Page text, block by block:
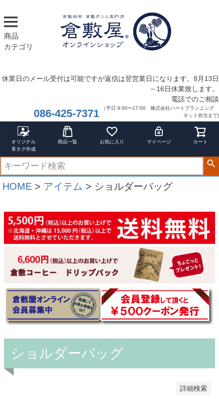
商品
カテゴリ
休業日のメール受付は可能ですが返信は翌営業日になります。8月13日
～16日休業致します。
電話でのご相談
086-425-7371
（平日 9:00〜17:00 株式会社ハートプランニング
ネット担当まで)
オリジナル
革タグ作成
商品一覧 お気に入り マイページ カート
HOME アイテム ショルダーバッグ
ショルダーバッグ
詳細検索
イエロー
在庫なし商品
在庫なし商品を表示しない
商品番号/JANコード
予約商品
並び順
新着順
登録順
価格が安い順
価格が高い順
レビュー順
キーワードヒット順
検索